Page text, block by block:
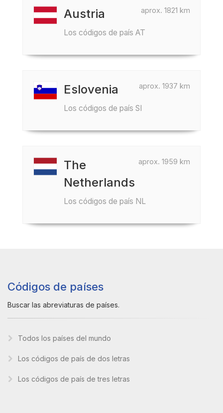
aprox. 1821 km
Austria
Los códigos de país AT
aprox. 1937 km
Eslovenia
Los códigos de país SI
aprox. 1959 km
The
Netherlands
Los códigos de país NL
Códigos de países
Buscar las abreviaturas de países.
Todos los países del mundo
Los códigos de país de dos letras
Los códigos de país de tres letras